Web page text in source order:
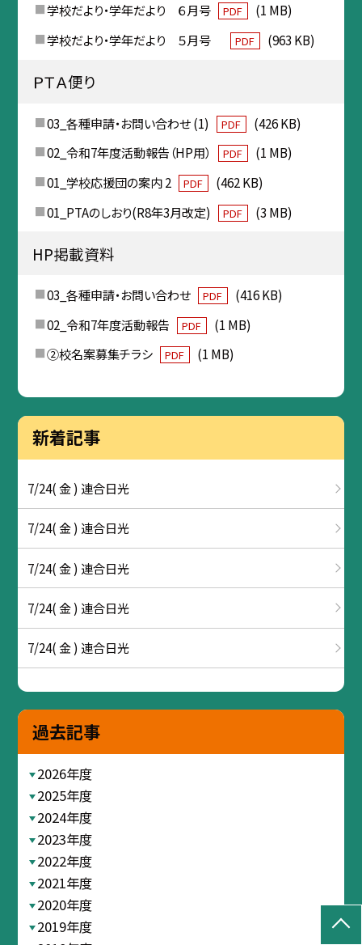
学校だより・学年だより ６月号
PDF
(1 MB)
学校だより・学年だより ５月号
PDF (963 KB)
ＰＴＡ便り
03_各種申請・お問い合わせ (1) PDF
(426 KB)
02_令和7年度活動報告（HP用）
PDF
(1 MB)
01_学校応援団の案内 2
PDF
(462 KB)
01_PTAのしおり(R8年3月改定)
PDF (3 MB)
HP掲載資料
03_各種申請・お問い合わせ PDF
(416 KB)
02_令和7年度活動報告
PDF
(1 MB)
②校名案募集チラシ
PDF (1 MB)
新着記事
7/24( 金 ) 連合日光
7/24( 金 ) 連合日光
7/24( 金 ) 連合日光
7/24( 金 ) 連合日光
7/24( 金 ) 連合日光
過去記事
2026年度
2025年度
2024年度
2023年度
2022年度
2021年度
2020年度
2019年度